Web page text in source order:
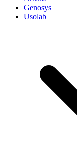
Genosys
Usolab